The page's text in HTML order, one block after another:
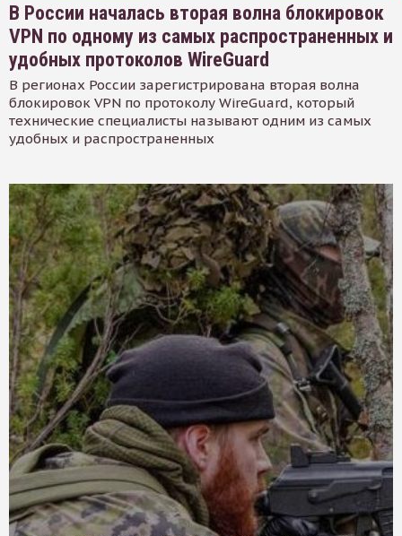
В России началась вторая волна блокировок
VPN по одному из самых распространенных и
удобных протоколов WireGuard
В регионах России зарегистрирована вторая волна
блокировок VPN по протоколу WireGuard, который
технические специалисты называют одним из самых
удобных и распространенных